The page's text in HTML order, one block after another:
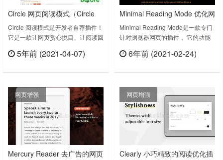
Circle 网页阅读模式（Circle
Reading Mode）
Circle 阅读模式是开发者自荐插件！
它是一款让网页赏心悦目、让阅读回
更隐私、更轻松、更舒适的阅读体
不忍直视、字体太小看不清、排版太
乱找不到正文，阅读真的需要这么困
难吗？简单的单击一下（duck 不
必），Circle 还你最纯粹的阅读体
验，为……
5年前 (2021-04-07)
Minimal Reading Mode 优化网
页浏览体验
Minimal Reading Mode是一款专门
针对浏览器网页的插件， 它的功能
Minimal Reading Mode可以将网页
夜间模式。整个插件做的比较小巧好
用，只有20多kB的大小。Minimal
Reading Mode v1.5.3上次更新……
6年前 (2021-02-24)
网页增强
Mercury Reader 去广告的网页
网页增强
Clearly 小巧精致的阅读优化插